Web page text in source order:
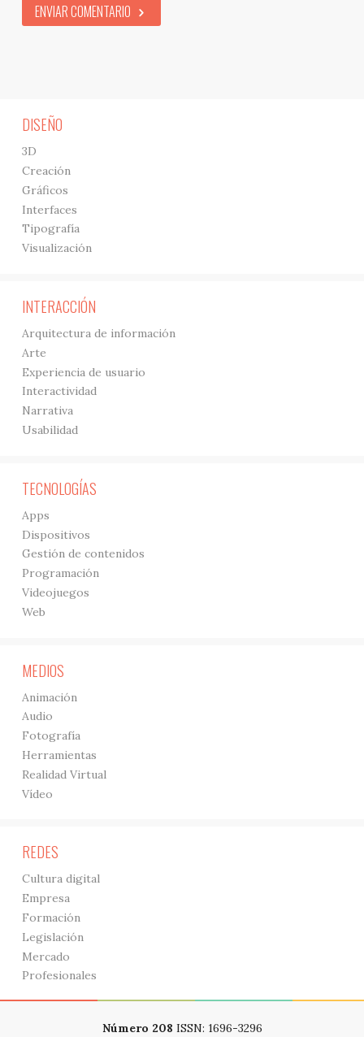
ENVIAR COMENTARIO
DISEÑO
3D
Creación
Gráficos
Interfaces
Tipografía
Visualización
INTERACCIÓN
Arquitectura de información
Arte
Experiencia de usuario
Interactividad
Narrativa
Usabilidad
TECNOLOGÍAS
Apps
Dispositivos
Gestión de contenidos
Programación
Videojuegos
Web
MEDIOS
Animación
Audio
Fotografía
Herramientas
Realidad Virtual
Vídeo
REDES
Cultura digital
Empresa
Formación
Legislación
Mercado
Profesionales
Número 208 ISSN: 1696-3296